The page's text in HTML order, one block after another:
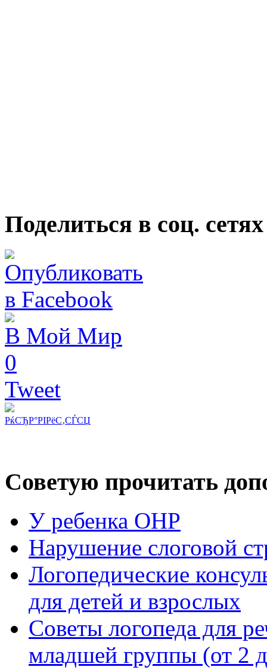
Поделиться в соц. сетях
В Мой Мир
0
Tweet
РќСЂР°РІРёС‚СЃСЏ
Советую прочитать
У ребенка ОНР
Нарушение слоговой
Логопедические
для детей и взрослых
Советы логопеда для
младшей группы (от 2